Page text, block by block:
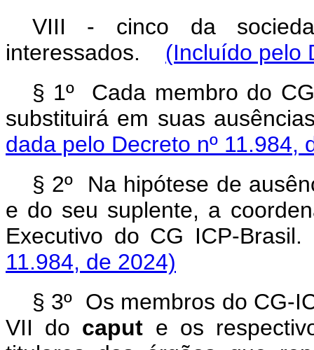
VIII - cinco da
interessados. (Incluído pelo
§ 1º Cada membro do
substituirá em suas
dada pelo Decreto nº 11.984,
§ 2º Na hipótese de
e do seu suplente, a
Executivo do CG ICP-
11.984, de 2024)
§ 3º Os membros do CG-
VII do caput e os